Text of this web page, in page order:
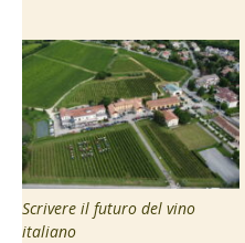
Scrivere il futuro del vino
italiano